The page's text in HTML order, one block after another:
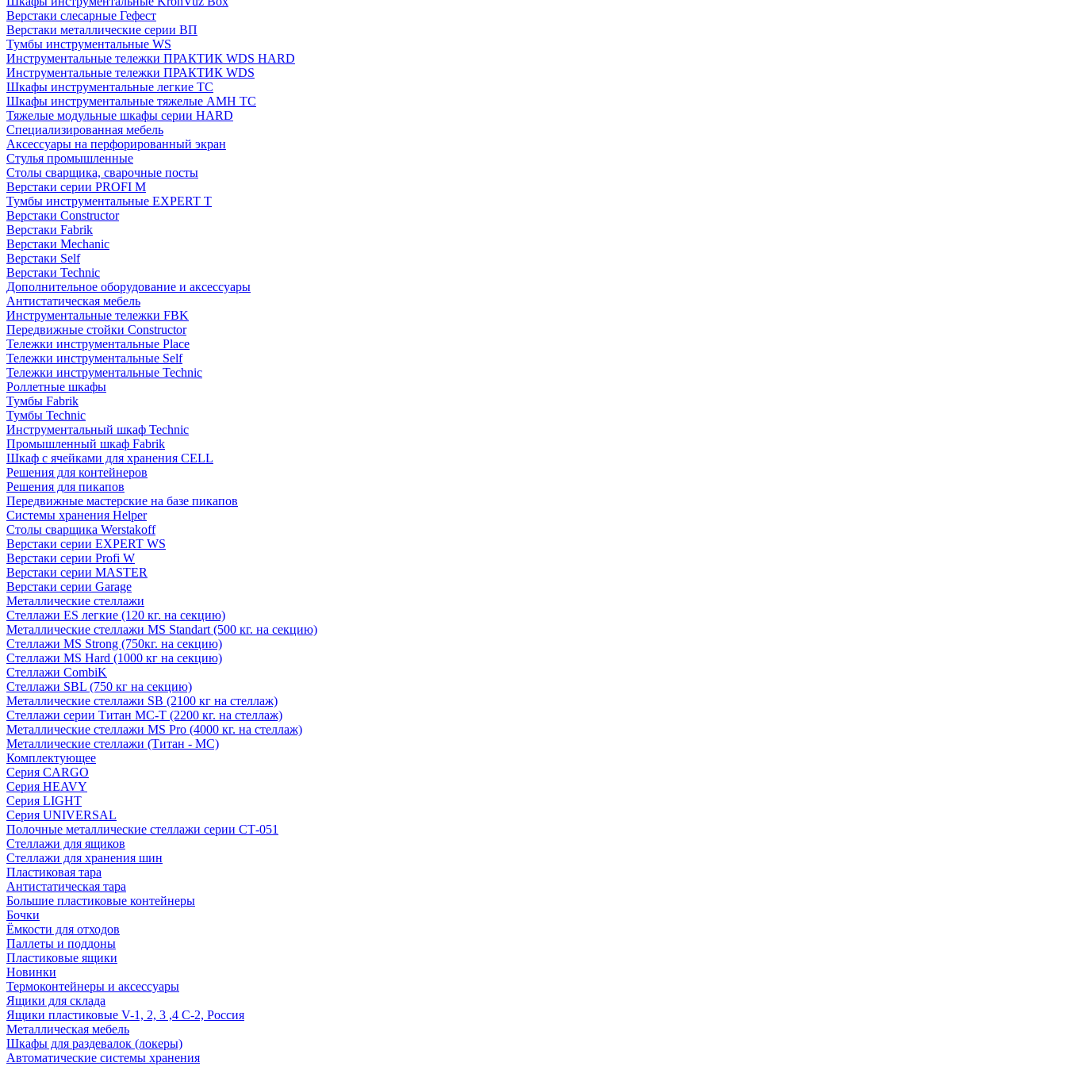
Верстаки слесарные Гефест
Верстаки металлические серии ВП
Тумбы инструментальные WS
Инструментальные тележки ПРАКТИК WDS HARD
Инструментальные тележки ПРАКТИК WDS
Шкафы инструментальные легкие ТС
Шкафы инструментальные тяжелые AMH TC
Тяжелые модульные шкафы серии HARD
Cпециализированная мебель
Аксессуары на перфорированный экран
Стулья промышленные
Столы сварщика, сварочные посты
Верстаки серии PROFI M
Тумбы инструментальные EXPERT T
Верстаки Constructor
Верстаки Fabrik
Верстаки Mechanic
Верстаки Self
Верстаки Technic
Дополнительное оборудование и аксессуары
Антистатическая мебель
Инструментальные тележки FBK
Передвижные стойки Constructor
Тележки инструментальные Place
Тележки инструментальные Self
Тележки инструментальные Technic
Роллетные шкафы
Тумбы Fabrik
Тумбы Technic
Инструментальный шкаф Technic
Промышленный шкаф Fabrik
Шкаф с ячейками для хранения CELL
Решения для контейнеров
Решения для пикапов
Передвижные мастерские на базе пикапов
Системы хранения Helper
Столы сварщика Werstakoff
Верстаки серии EXPERT WS
Верстаки серии Profi W
Верстаки серии MASTER
Верстаки серии Garage
Металлические стеллажи
Стеллажи ES легкие (120 кг. на секцию)
Металлические стеллажи MS Standart (500 кг. на секцию)
Стеллажи MS Strong (750кг. на секцию)
Стеллажи MS Hard (1000 кг на секцию)
Стеллажи CombiK
Стеллажи SBL (750 кг на секцию)
Металлические стеллажи SB (2100 кг на стеллаж)
Стеллажи серии Титан МС-Т (2200 кг. на стеллаж)
Металлические стеллажи MS Pro (4000 кг. на стеллаж)
Металлические стеллажи (Титан - МС)
Комплектующее
Серия CARGO
Серия HEAVY
Серия LIGHT
Серия UNIVERSAL
Полочные металлические стеллажи серии СТ-051
Стеллажи для ящиков
Стеллажи для хранения шин
Пластиковая тара
Антистатическая тара
Большие пластиковые контейнеры
Бочки
Ёмкости для отходов
Паллеты и поддоны
Пластиковые ящики
Новинки
Термоконтейнеры и аксессуары
Ящики для склада
Ящики пластиковые V-1, 2, 3 ,4 С-2, Россия
Металлическая мебель
Шкафы для раздевалок (локеры)
Автоматические системы хранения